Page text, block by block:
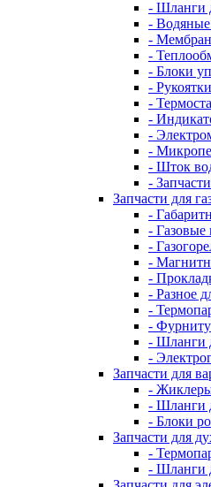
- Шланги
- Водяные
-
-
- Блоки
- Рукоятки
-
-
-
-
- Шток
-
Запчасти для
-
- Газовые
-
-
-
- Разное
-
-
- Шланги
-
Запчасти для
-
- Шланги
- Блоки
Запчасти для
-
- Шланги